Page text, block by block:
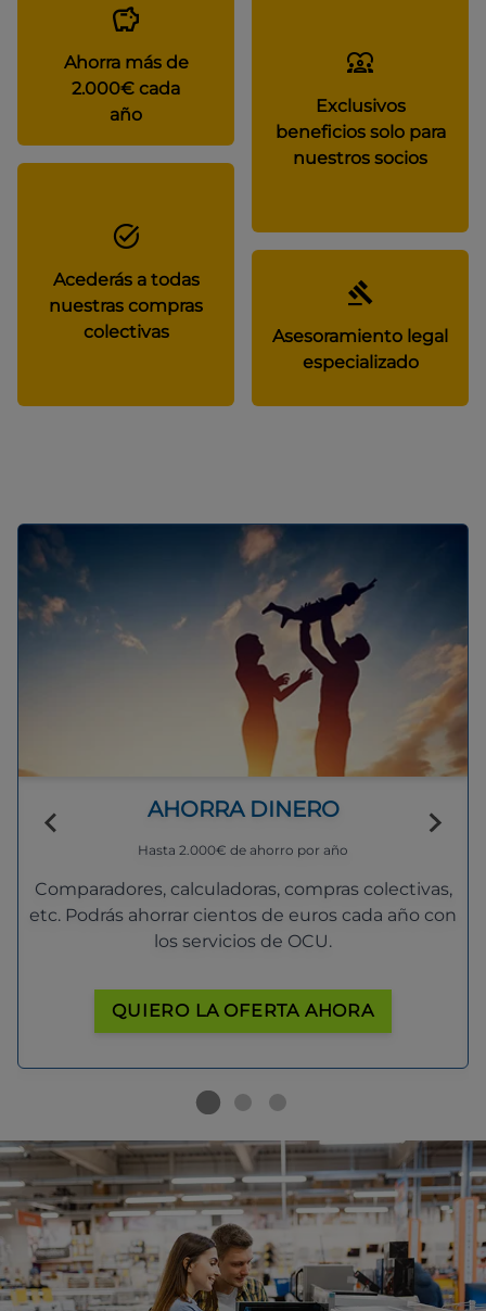
Ahorra más de
2.000€ cada
año
Exclusivos
beneficios solo para
nuestros socios
Acederás a todas
nuestras compras
colectivas
Asesoramiento legal
especializado
AHORRA DINERO
Hasta 2.000€ de ahorro por año
Comparadores, calculadoras, compras colectivas,
etc. Podrás ahorrar cientos de euros cada año con
los servicios de OCU.
QUIERO LA OFERTA AHORA